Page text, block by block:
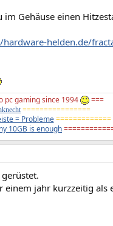
Gehäuse einen
helden.de/
pc gaming since 1994
===
================
= Probleme=============
10GB is enough
jahr kurzzeitig als